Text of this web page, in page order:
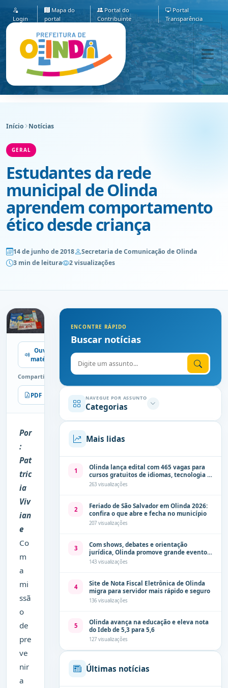
Login
Mapa do
portal
Portal do
Contribuinte
Portal
Transparência
Início Notícias
GERAL
Estudantes da rede
municipal de Olinda
aprendem comportamento
ético desde criança
14 de junho de 2018
Secretaria de Comunicação de Olinda
3 min de leitura
2 visualizações
Ouvir
matéria
Compartilhe
PDF Imprimir
Por
:
Pat
tric
ia
Viv
ian
e
Co
m
a
mi
ssã
o
de
pre
ve
nir
a
ENCONTRE RÁPIDO
Buscar notícias
Digite o assunto
NAVEGUE POR ASSUNTO
Categorias
Mais lidas
1
Olinda lança edital com 465 vagas para
cursos gratuitos de idiomas, tecnologia e
comunicação
263 visualizações
2
Feriado de São Salvador em Olinda 2026:
confira o que abre e fecha no município
207 visualizações
3
Com shows, debates e orientação
jurídica, Olinda promove grande evento
de combate à violência contra a mulher
neste sábado (8)
143 visualizações
4
Site de Nota Fiscal Eletrônica de Olinda
migra para servidor mais rápido e seguro
136 visualizações
5
Olinda avança na educação e eleva nota
do Ideb de 5,3 para 5,6
127 visualizações
Últimas notícias